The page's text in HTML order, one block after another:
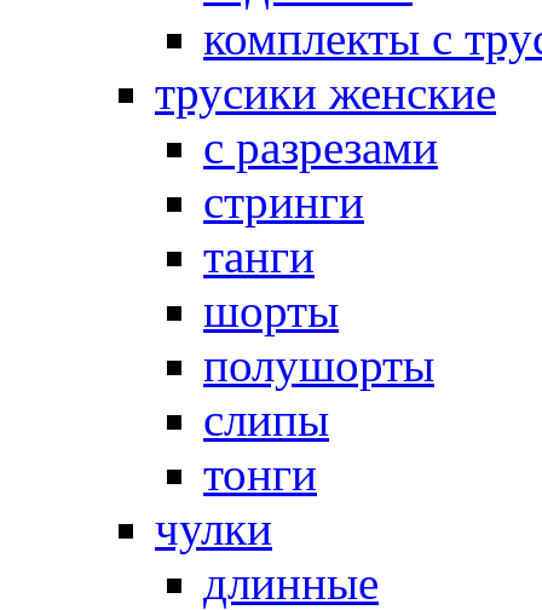
комплекты с
трусики женские
с разрезами
стринги
танги
шорты
полушорты
слипы
тонги
чулки
длинные